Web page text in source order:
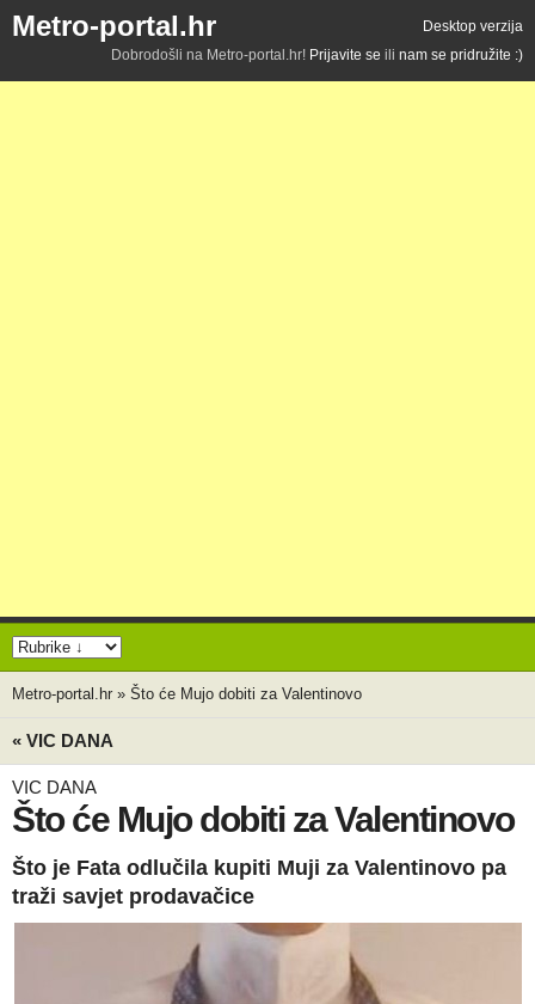
Metro-portal.hr
Desktop verzija
Dobrodošli na Metro-portal.hr! Prijavite se ili nam se pridružite :)
Metro-portal.hr » Što će Mujo dobiti za Valentinovo
« VIC DANA
VIC DANA
Što će Mujo dobiti za Valentinovo
Što je Fata odlučila kupiti Muji za Valentinovo pa
traži savjet prodavačice